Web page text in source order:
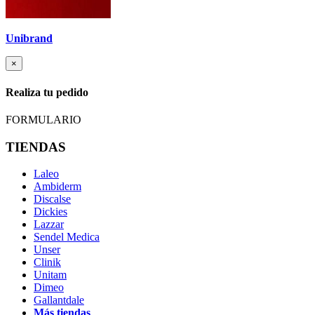
Unibrand
×
Realiza tu pedido
FORMULARIO
TIENDAS
Laleo
Ambiderm
Discalse
Dickies
Lazzar
Sendel Medica
Unser
Clinik
Unitam
Dimeo
Gallantdale